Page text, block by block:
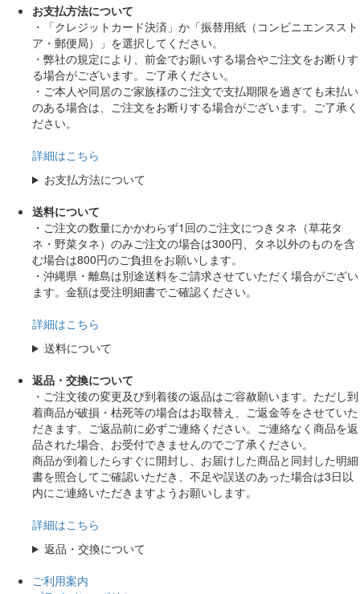
お支払方法について
・「クレジットカード決済」か「振替用紙（コンビニエンススト
ア・郵便局）」を選択してください。
・弊社の規定により、前金でお願いする場合やご注文をお断りす
る場合がございます。ご了承ください。
・ご本人や同居のご家族様のご注文で支払期限を過ぎても未払い
のある場合は、ご注文をお断りする場合がございます。ご了承く
ださい。
詳細はこちら
お支払方法について
送料について
・ご注文の数量にかかわらず1回のご注文につきタネ（草花タ
ネ・野菜タネ）のみご注文の場合は300円、タネ以外のものを含
む場合は800円のご負担をお願いします。
・沖縄県・離島は別途送料をご請求させていただく場合がござい
ます。金額は受注明細書でご確認ください。
詳細はこちら
送料について
返品・交換について
・ご注文後の変更及び到着後の返品はご容赦願います。ただし到
着商品が破損・枯死等の場合はお取替え、ご返金等をさせていた
だきます。ご返品前に必ずご連絡ください。ご連絡なく商品を返
品された場合、お受付できませんのでご了承ください。
商品が到着したらすぐに開封し、お届けした商品と同封した明細
書を照合してご確認いただき、不足や誤送のあった場合は3日以
内にご連絡いただきますようお願いします。
詳細はこちら
返品・交換について
ご利用案内